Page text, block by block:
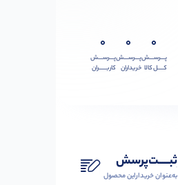
0
پـــرســـش
کــــل کالا
0
پـــرســـش
خریداران
0
پـــرســـش
کاربـــــران
ثبـــــت‌پرسش
به‌عنوان ‌خریدار‌این‌ محصول